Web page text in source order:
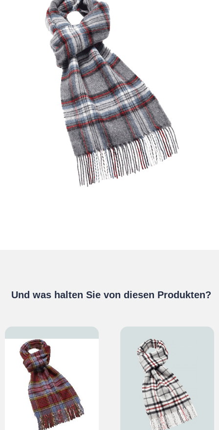
Und was halten Sie von diesen Produkten?